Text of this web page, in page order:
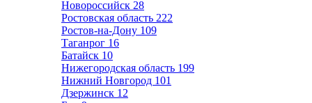
Новороссийск 28
Ростовская область 222
Ростов-на-Дону 109
Таганрог 16
Батайск 10
Нижегородская область 199
Нижний Новгород 101
Дзержинск 12